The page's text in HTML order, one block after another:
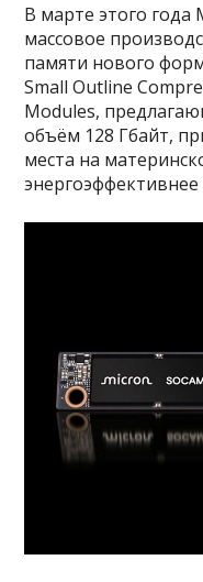
В марте этого года
массовое
памяти нового
Small Outline
Modules,
объём 128 Гбайт,
места на
энергоэффективнее